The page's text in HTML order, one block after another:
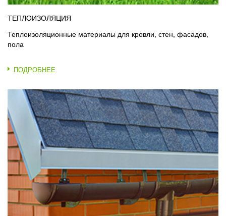
ТЕПЛОИЗОЛЯЦИЯ
Теплоизоляционные материалы для кровли, стен, фасадов,
пола
ПОДРОБНЕЕ